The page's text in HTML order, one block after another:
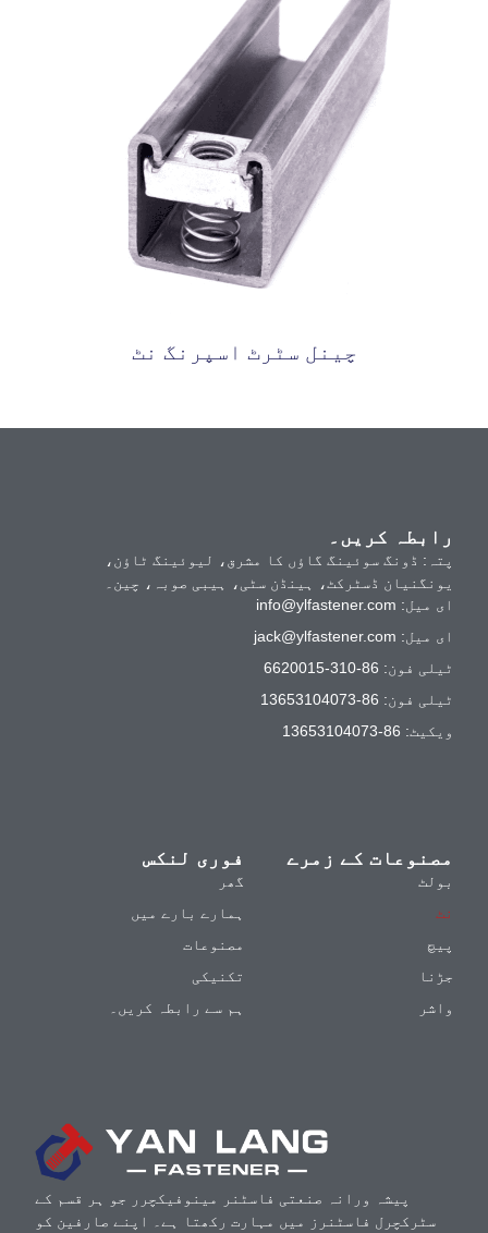
چینل سٹرٹ اسپرنگ نٹ
پیشہ ورانہ صنعتی فاسٹنر مینوفیکچرر جو ہر قسم کے
سٹرکچرل فاسٹنرز میں مہارت رکھتا ہے۔ اپنے صارفین کو
مصنوعات کے زمرے
بولٹ
نٹ
پیچ
جڑنا
واشر
فوری لنکس
گھر
ہمارے بارے میں
مصنوعات
تکنیکی
ہم سے رابطہ کریں۔
رابطہ کریں۔
پتہ: ڈونگ سوئینگ گاؤں کا مشرق، لیوئینگ ٹاؤن،
یونگنیان ڈسٹرکٹ، ہینڈن سٹی، ہیبی صوبہ، چین۔
ای میل: info@ylfastener.com
ای میل: jack@ylfastener.com
ٹیلی فون: 86-310-6620015
ٹیلی فون: 86-13653104073
ویکیٹ: 86-13653104073